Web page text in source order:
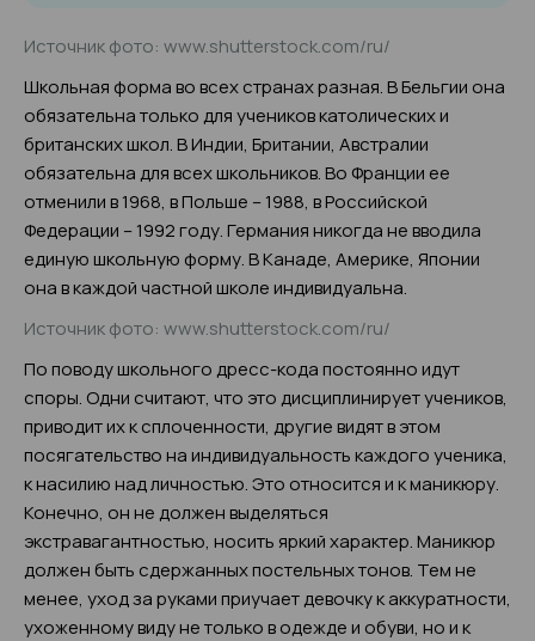
Источник фото: www.shutterstock.com/ru/
Школьная форма во всех странах разная. В Бельгии она
обязательна только для учеников католических и
британских школ. В Индии, Британии, Австралии
обязательна для всех школьников. Во Франции ее
отменили в 1968, в Польше – 1988, в Российской
Федерации – 1992 году. Германия никогда не вводила
единую школьную форму. В Канаде, Америке, Японии
она в каждой частной школе индивидуальна.
Источник фото: www.shutterstock.com/ru/
По поводу школьного дресс-кода постоянно идут
споры. Одни считают, что это дисциплинирует учеников,
приводит их к сплоченности, другие видят в этом
посягательство на индивидуальность каждого ученика,
к насилию над личностью. Это относится и к маникюру.
Конечно, он не должен выделяться
экстравагантностью, носить яркий характер. Маникюр
должен быть сдержанных постельных тонов. Тем не
менее, уход за руками приучает девочку к аккуратности,
ухоженному виду не только в одежде и обуви, но и к